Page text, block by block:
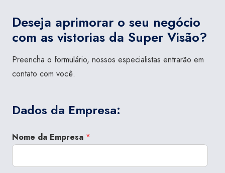
Deseja aprimorar o seu negócio
com as vistorias da Super Visão?
Preencha o formulário, nossos especialistas entrarão em
contato com você.
Dados da Empresa:
Nome da Empresa *